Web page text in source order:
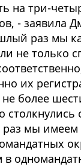
три-
-
раз мы
не только
их
более
раз мы